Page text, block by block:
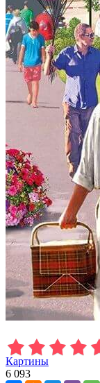
Картины
6 093